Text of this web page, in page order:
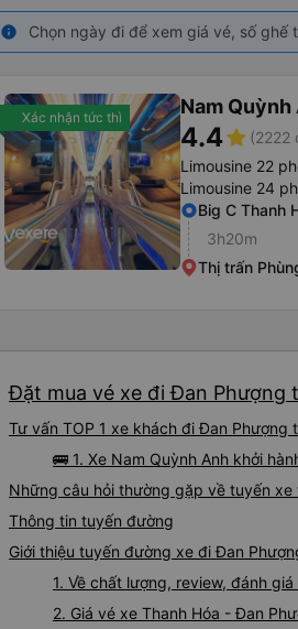
info Chọn ngày đi để xem giá vé, số
Xác nhận tức thì Nam Quỳnh
4.4star (2222
Limousine 22
Limousine 24
Big C Thanh
3h20m
Thị trấn
Đặt mua vé xe đi Đan Phượng
Tư vấn TOP 1 xe khách đi Đan
🚌 1. Xe Nam Quỳnh Anh khởi
Những câu hỏi thường gặp về tuyến
Thông tin tuyến đường
Giới thiệu tuyến đường xe đi Đan
1. Về chất lượng, review, đánh
2. Giá vé xe Thanh Hóa - Đan